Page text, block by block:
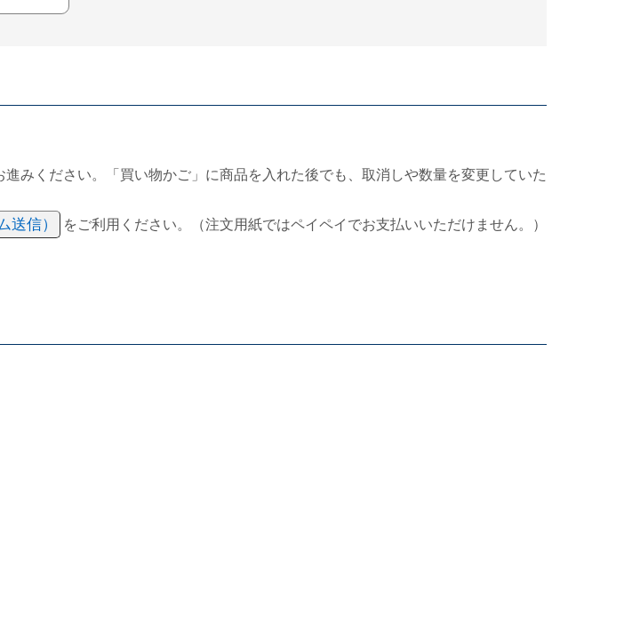
みください。「買い物かご」に商品を入れた後でも、取消しや数量を変更していた
送信）
をご利用ください。（注文用紙ではペイペイでお支払いいただけません。）